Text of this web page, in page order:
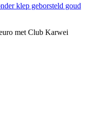
klep geborsteld goud
met Club Karwei